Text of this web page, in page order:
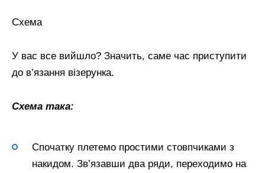
Схема
У вас все вийшло? Значить, саме час приступити
до в’язання візерунка.
Схема така:
Спочатку плетемо простими стовпчиками з
накидом. Зв’язавши два ряди, переходимо на